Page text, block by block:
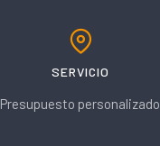
SERVICIO
Presupuesto personalizado